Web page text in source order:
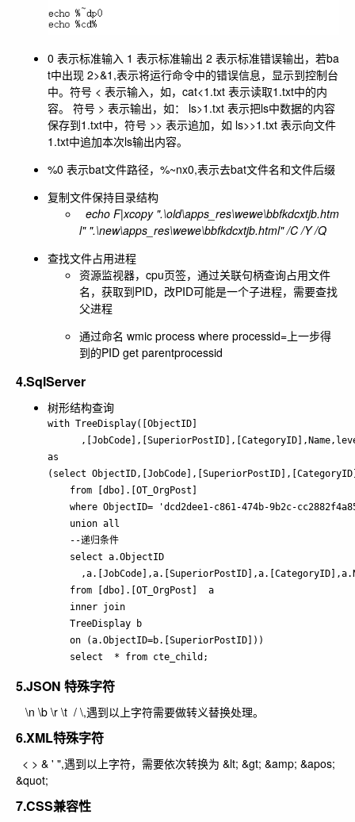
0 表示标准输入 1 表示标准输出 2 表示标准错误输出，若ba
t中出现 2>&1,表示将运行命令中的错误信息，显示到控制台
中。符号 < 表示输入，如，cat<1.txt 表示读取1.txt中的内
容。 符号 > 表示输出，如： ls>1.txt 表示把ls中数据的内容
保存到1.txt中，符号 >> 表示追加，如 ls>>1.txt 表示向文件
1.txt中追加本次ls输出内容。
%0 表示bat文件路径，%~nx0,表示去bat文件名和文件后缀
复制文件保持目录结构
echo F|xcopy ".\old\apps_res\wewe\bbfkdcxtjb.htm
l" ".\new\apps_res\wewe\bbfkdcxtjb.html" /C /Y /Q
查找文件占用进程
资源监视器，cpu页签，通过关联句柄查询占用文件
名，获取到PID，改PID可能是一个子进程，需要查找
父进程
通过命名 wmic process where processid=上一步得
到的PID get parentprocessid
4.SqlServer
树形结构查询
with TreeDisplay([ObjectID]
as
(select
    from [dbo].[OT_OrgPost]
where ObjectID= 'dcd2dee1-c861-474b-9b2c-
    union all
    --递归条件
    select a.ObjectID
    from [dbo].[OT_OrgPost]  a
    inner join
    TreeDisplay b
    on (a.ObjectID=b.[SuperiorPostID]))
    select  * from cte_child;
5.JSON 特殊字符
\n \b \r \t / \,遇到以上字符需要做转义替换处理。
6.XML特殊字符
< > & ' ",遇到以上字符，需要依次转换为 &lt; &gt; &amp; &apos;
&quot;
7.CSS兼容性